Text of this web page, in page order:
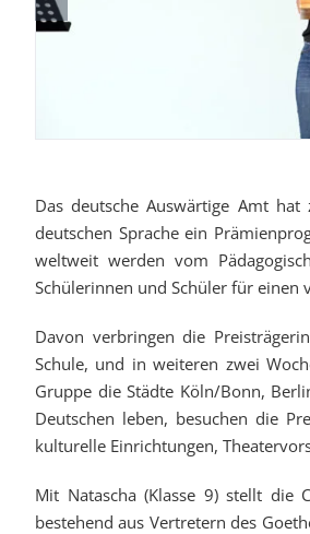
Das deutsche Auswärtige Amt
deutschen Sprache ein
weltweit werden vom
Schülerinnen und Schüler für einen
Davon verbringen die
Schule, und in weiteren zwei
Gruppe die Städte Köln/Bonn,
Deutschen leben, besuchen die
kulturelle Einrichtungen,
Mit Natascha (Klasse 9) stellt die
bestehend aus Vertretern des